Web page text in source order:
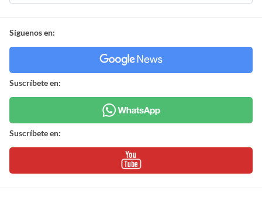
Síguenos en:
Suscríbete en:
Suscríbete en: